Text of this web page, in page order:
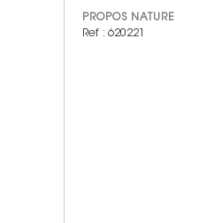
PROPOS NATURE
Ref : 620221